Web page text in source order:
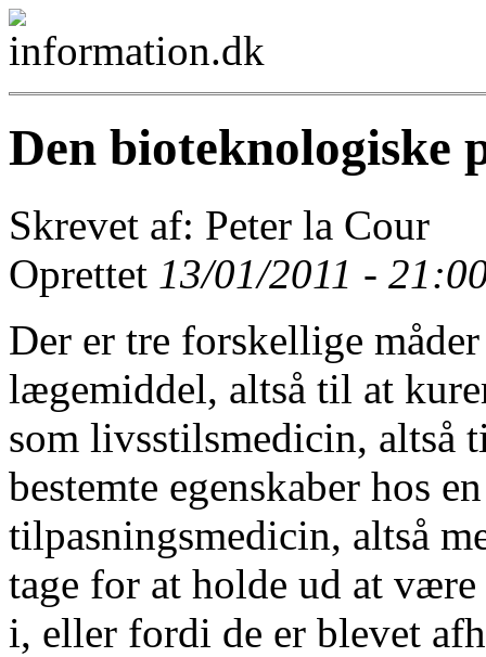
Den bioteknologiske
Skrevet af: Peter la Cour
Oprettet 13/01/2011 -
Der er tre forskellige
lægemiddel, altså til at
som livsstilsmedicin,
bestemte egenskaber hos
tilpasningsmedicin, altså
tage for at holde ud at
i, eller fordi de er blevet